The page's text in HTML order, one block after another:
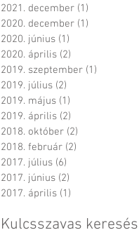
2021. december (1)
2020. december (1)
2020. június (1)
2020. április (2)
2019. szeptember (1)
2019. július (2)
2019. május (1)
2019. április (2)
2018. október (2)
2018. február (2)
2017. július (6)
2017. június (2)
2017. április (1)
Kulcsszavas keresés